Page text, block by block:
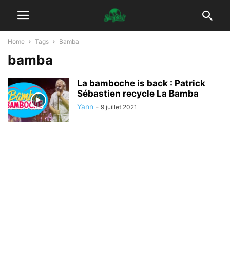
Home Tags Bamba
bamba
La bamboche is back : Patrick
Sébastien recycle La Bamba
Yann - 9 juillet 2021